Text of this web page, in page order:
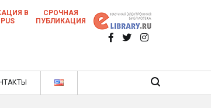
в ежемесячном научном
В
СРОЧНАЯ
ПУБЛИКАЦИЯ